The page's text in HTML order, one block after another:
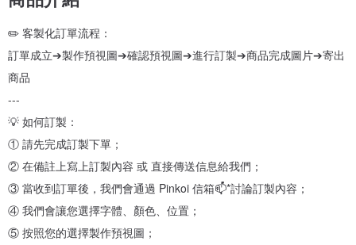
✏️ 客製化訂單流程：
訂單成立➔製作預視圖➔確認預視圖➔進行訂製➔商品完成圖片➔寄出
商品
---
💡 如何訂製：
① 請先完成訂製下單；
② 在備註上寫上訂製內容 或 直接傳送信息給我們；
③ 當收到訂單後，我們會通過 Pinkoi 信箱📫*討論訂製內容；
④ 我們會讓您選擇字體、顏色、位置；
⑤ 按照您的選擇製作預視圖；